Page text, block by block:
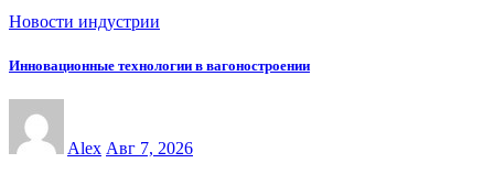
Новости индустрии
Инновационные технологии в вагоностроении
Alex Авг 7, 2026